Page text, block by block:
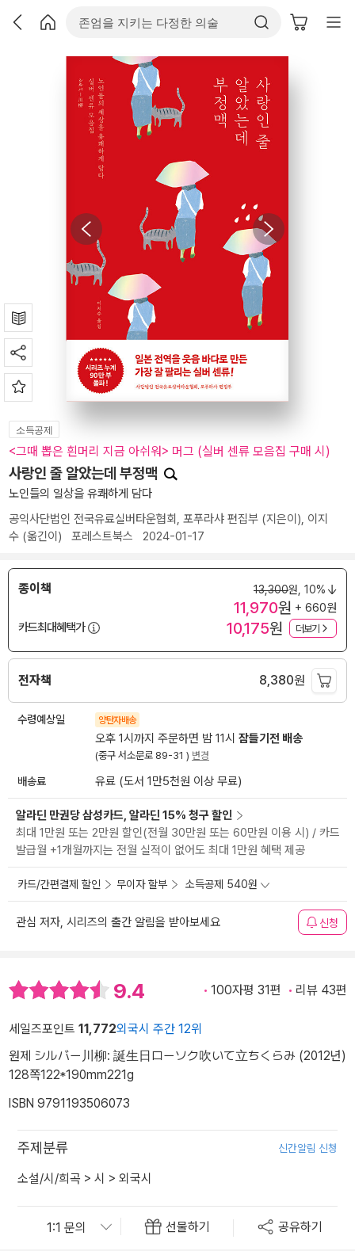
소득공제
<그때 뽑은 흰머리 지금 아쉬워> 머그 (실버 센류 모음집 구매 시)
사랑인 줄 알았는데 부정맥
노인들의 일상을 유쾌하게 담다
공익사단법인 전국유료실버타운협회, 포푸라샤 편집부 (지은이), 이지
수 (옮긴이) 포레스트북스 2024-01-17
종이책 13,300원, 10%
11,970원 + 660원
카드최대혜택가
10,175원 더보기
전자책 8,380원
수령예상일 양탄자배송
오후 1시까지 주문하면 밤 11시 잠들기전 배송
(중구 서소문로 89-31 ) 변경
배송료 유료 (도서 1만5천원 이상 무료)
알라딘 만권당 삼성카드, 알라딘 15% 청구 할인
최대 1만원 또는 2만원 할인(전월 30만원 또는 60만원 이용 시) / 카드
발급월 +1개월까지는 전월 실적이 없어도 최대 1만원 혜택 제공
카드/간편결제 할인 무이자 할부 소득공제 540원
관심 저자, 시리즈의 출간 알림을 받아보세요 신청
9.4 100자평 31편 리뷰 43편
세일즈포인트 11,772외국시 주간 12위
원제 シルバー川柳: 誕生日ローソク吹いて立ちくらみ (2012년)
128쪽122*190mm221g
ISBN 9791193506073
주제분류 신간알림 신청
소설/시/희곡 > 시 > 외국시
선물하기 공유하기